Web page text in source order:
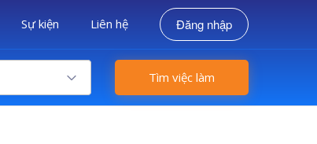
Sự kiện Liên hệ Đăng nhập
Tìm việc làm